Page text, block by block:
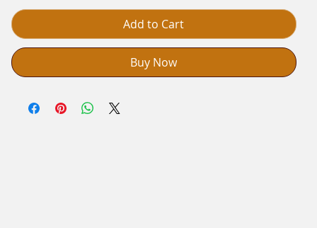
Add to Cart
Buy Now